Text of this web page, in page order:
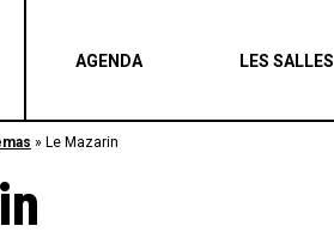
AGENDA LES SALLES
» Le Mazarin